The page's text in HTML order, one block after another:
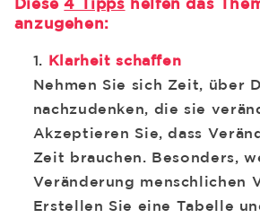
anzugehen:
Klarheit schaffen
Nehmen Sie sich Zeit, über
nachzudenken, die sie
Akzeptieren Sie, dass
Zeit brauchen. Besonders,
Veränderung menschlichen
Erstellen Sie eine Tabelle